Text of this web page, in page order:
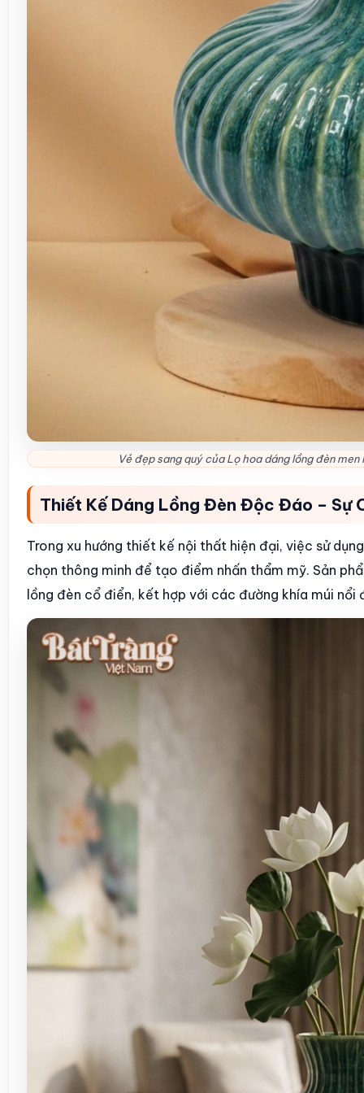
Vẻ đẹp sang quý của Lọ hoa dáng lồng đèn
Thiết Kế Dáng Lồng Đèn Độc Đáo – Sự
Trong xu hướng thiết kế nội thất hiện đại, việc sử
chọn thông minh để tạo điểm nhấn thẩm mỹ. Sản
lồng đèn cổ điển, kết hợp với các đường khía múi